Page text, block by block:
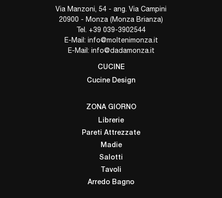
Via Manzoni, 54 - ang. Via Campini
20900 - Monza (Monza Brianza)
Tel. +39 039-3902544
E-Mail: info@moltenimonza.it
E-Mail: info@dadamonza.it
CUCINE
Cucine Design
ZONA GIORNO
Librerie
Pareti Attrezzate
Madie
Salotti
Tavoli
Arredo Bagno